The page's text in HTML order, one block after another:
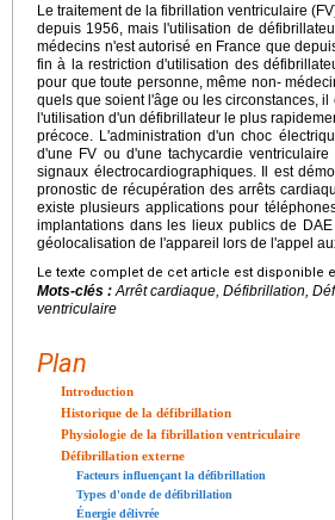
Le traitement de la fibrillation ventriculaire
depuis 1956, mais l'utilisation de
médecins n'est autorisé en France que
fin à la restriction d'utilisation des
pour que toute personne, même non-
quels que soient l'âge ou les circonstances,
l'utilisation d'un défibrillateur le plus
précoce. L'administration d'un choc
d'une FV ou d'une tachycardie
signaux électrocardiographiques. Il est
pronostic de récupération des arrêts
existe plusieurs applications pour
implantations dans les lieux publics de
géolocalisation de l'appareil lors de l'appel
Le texte complet de cet article est disponible
Mots-clés :Arrêt cardiaque, Défibrillation,
ventriculaire
Plan
Introduction
Historique de la défibrillation
Physiologie de la fibrillation ventriculaire
Défibrillation externe
Facteurs influençant la défibrillation
Types d'onde de défibrillation
Énergie délivrée